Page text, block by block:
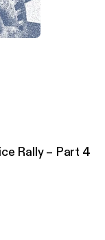
Rally – Part 4